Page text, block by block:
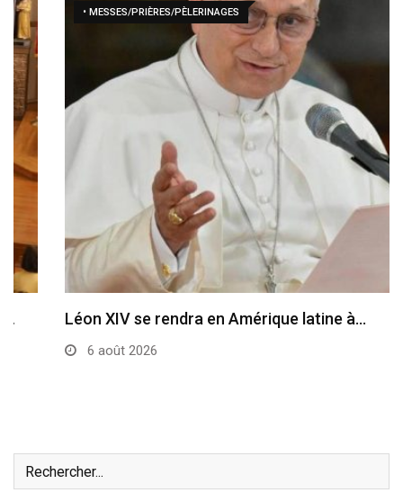
• MESSES/PRIÈRES/PÈLERINAGES
Léon XIV se rendra en Amérique latine à…
6 août 2026